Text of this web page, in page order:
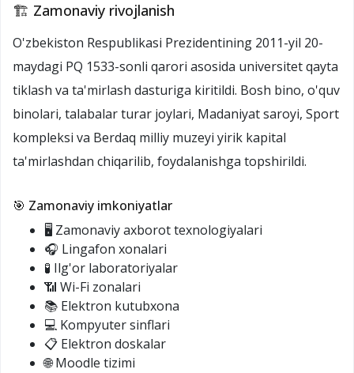
🏗️ Zamonaviy rivojlanish
O'zbekiston Respublikasi Prezidentining 2011-yil 20-
maydagi PQ 1533-sonli qarori asosida universitet qayta
tiklash va ta'mirlash dasturiga kiritildi. Bosh bino, o'quv
binolari, talabalar turar joylari, Madaniyat saroyi, Sport
kompleksi va Berdaq milliy muzeyi yirik kapital
ta'mirlashdan chiqarilib, foydalanishga topshirildi.
🎯 Zamonaviy imkoniyatlar
🖥️ Zamonaviy axborot texnologiyalari
🎧 Lingafon xonalari
🧪 Ilg'or laboratoriyalar
📶 Wi-Fi zonalari
📚 Elektron kutubxona
💻 Kompyuter sinflari
📋 Elektron doskalar
🌐 Moodle tizimi